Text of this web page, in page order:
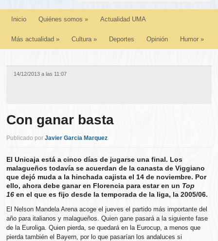
Inicio Quiénes somos » Actualidad UMA
Más actualidad » Cultura» Deportes Opinión Humor »
14/12/2013 a las 11:07
Con ganar basta
Publicado porJavier Garcia Marquez
El Unicaja está a cinco días de jugarse una final. Los
malagueños todavía se acuerdan de la canasta de Viggiano
que dejó muda a la hinchada cajista el 14 de noviembre. Por
ello, ahora debe ganar en Florencia para estar en un Top
16 en el que es fijo desde la temporada de la liga, la 2005/06.
El Nelson Mandela Arena acoge el jueves el partido más importante del
año para italianos y malagueños. Quien gane pasará a la siguiente fase
de la Euroliga. Quien pierda, se quedará en la Eurocup, a menos que
pierda también el Bayern, por lo que pasarían los andaluces si